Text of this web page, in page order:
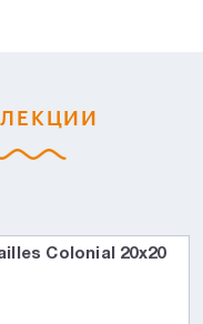
Colonial 20х20